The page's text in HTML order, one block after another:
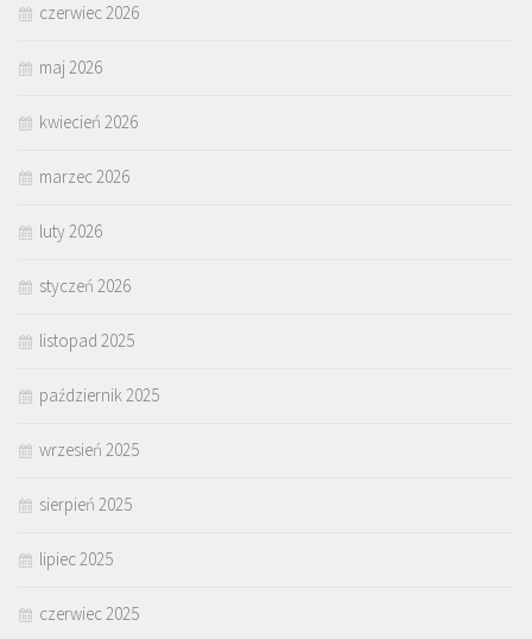
czerwiec 2026
maj 2026
kwiecień 2026
marzec 2026
luty 2026
styczeń 2026
listopad 2025
październik 2025
wrzesień 2025
sierpień 2025
lipiec 2025
czerwiec 2025